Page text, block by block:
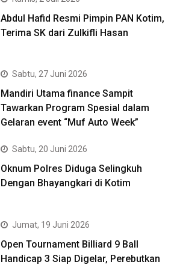
Abdul Hafid Resmi Pimpin PAN Kotim,
Terima SK dari Zulkifli Hasan
Sabtu, 27 Juni 2026
Mandiri Utama finance Sampit
Tawarkan Program Spesial dalam
Gelaran event “Muf Auto Week”
Sabtu, 20 Juni 2026
Oknum Polres Diduga Selingkuh
Dengan Bhayangkari di Kotim
Jumat, 19 Juni 2026
Open Tournament Billiard 9 Ball
Handicap 3 Siap Digelar, Perebutkan